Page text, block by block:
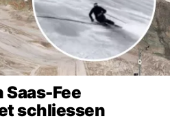
Fee
schliessen